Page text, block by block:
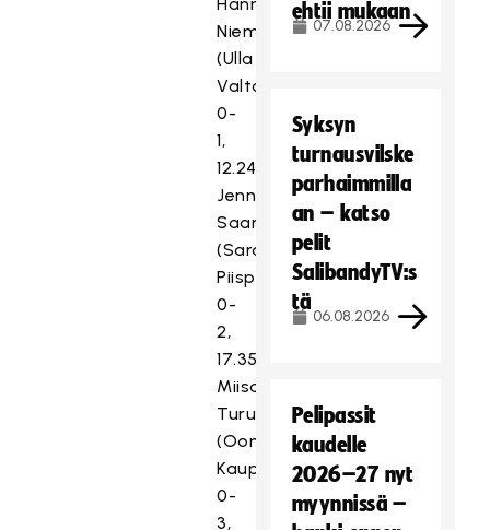
e
v
ä
s
t
e
.
Hyväksy markkinointievästeet
Niemelä
(Ulla
Valtola)
0-
1,
12.24
Jenna
Saario
(Sara
Piispa)
0-
2,
17.35
Miisa
Turunen
(Oona
Kauppi)
0-
3,
ehtii mukaan
07.08.2026
Syksyn
turnausvilske
parhaimmilla
an – katso
pelit
SalibandyTV:s
tä
06.08.2026
Pelipassit
kaudelle
2026–27 nyt
myynnissä –